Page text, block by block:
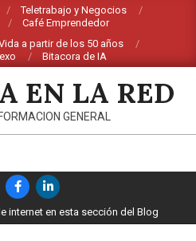
Teletrabajo y Negocios
Café Emprendedor
a partir de los 50 años
Bitacora de IA
GENERAL
internet en esta sección del Blog